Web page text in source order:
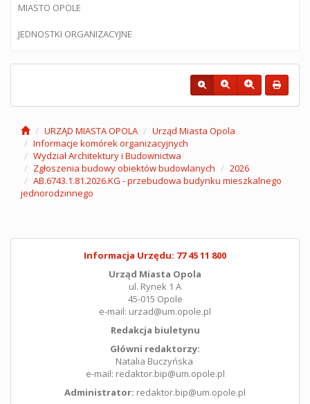
MIASTO OPOLE
JEDNOSTKI ORGANIZACYJNE
URZĄD MIASTA OPOLA
Urząd Miasta Opola
Informacje komórek organizacyjnych
Wydział Architektury i Budownictwa
Zgłoszenia budowy obiektów budowlanych
2026
AB.6743.1.81.2026.KG - przebudowa budynku mieszkalnego
jednorodzinnego
Informacja Urzędu: 77 45 11 800
Urząd Miasta Opola
ul. Rynek 1 A
45-015 Opole
e-mail: urzad@um.opole.pl
Redakcja biuletynu
Główni redaktorzy:
Natalia Buczyńska
e-mail: redaktor.bip@um.opole.pl
Administrator: redaktor.bip@um.opole.pl